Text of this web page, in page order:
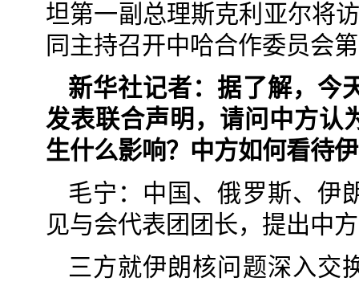
坦第一副总理斯克利亚尔将
同主持召开中哈合作委员会
新华社记者：据了解，今
发表联合声明，请问中方认
生什么影响？中方如何看待
毛宁：中国、俄罗斯、伊
见与会代表团团长，提出中
三方就伊朗核问题深入交